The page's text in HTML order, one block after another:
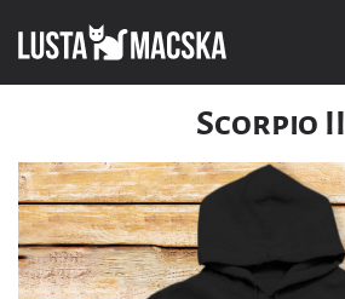
Scorpio II